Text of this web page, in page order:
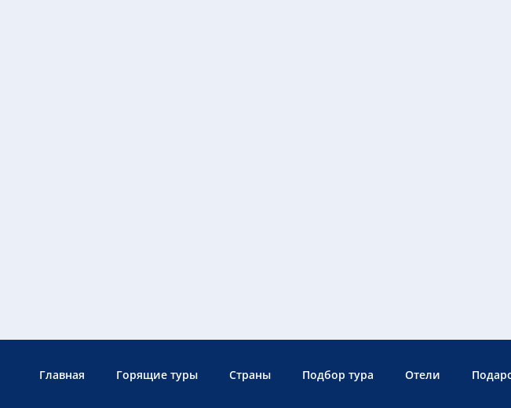
Главная Горящие туры Страны Подбор тура Отели